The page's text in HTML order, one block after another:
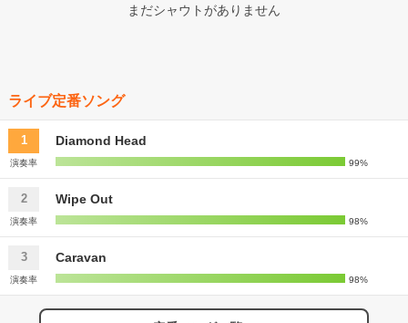
まだシャウトがありません
ライブ定番ソング
1 Diamond Head
演奏率 99%
2 Wipe Out
演奏率 98%
3 Caravan
演奏率 98%